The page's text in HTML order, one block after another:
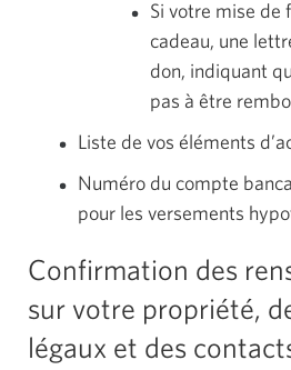
Si votre mise de
cadeau, une
don, indiquant
pas à être
Liste de vos éléments
Numéro du compte
pour les versements
Confirmation des
sur votre propriété,
légaux et des